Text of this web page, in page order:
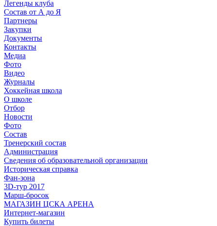
Легенды клуба
Состав от А до Я
Партнеры
Закупки
Документы
Контакты
Медиа
Фото
Видео
Журналы
Хоккейная школа
О школе
Отбор
Новости
Фото
Состав
Тренерский состав
Администрация
Сведения об образовательной организации
Историческая справка
Фан-зона
3D-тур 2017
Марш-бросок
МАГАЗИН ЦСКА АРЕНА
Интернет-магазин
Купить билеты